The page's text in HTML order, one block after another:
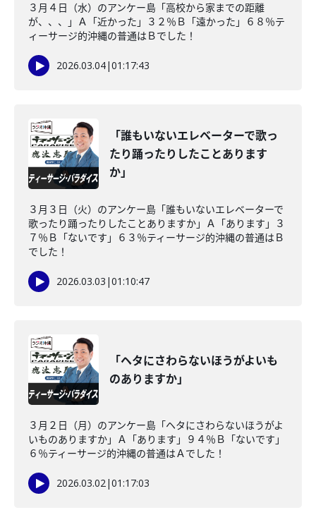
３月４日（水）のアンケー島「高校から家までの距離
が、、、」Ａ「近かった」３２％Ｂ「遠かった」６８％テ
ィーサージ的沖縄の普通はＢでした！
2026.03.04|01:17:43
「誰もいないエレベーターで歌っ
たり踊ったりしたことあります
か」
３月３日（火）のアンケー島「誰もいないエレベーターで
歌ったり踊ったりしたことありますか」Ａ「あります」３
７％Ｂ「ないです」６３％ティーサージ的沖縄の普通はＢ
でした！
2026.03.03 |01:10:47
「ヘタにさわらないほうがよいも
のありますか」
３月２日（月）のアンケー島「ヘタにさわらないほうがよ
いものありますか」Ａ「あります」９４％Ｂ「ないです」
６％ティーサージ的沖縄の普通はＡでした！
2026.03.02|01:17:03